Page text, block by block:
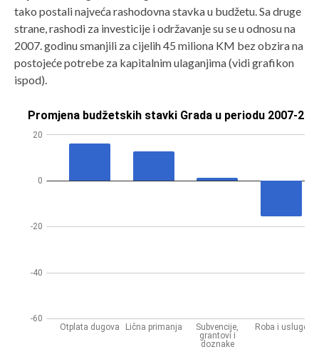
tako postali najveća rashodovna stavka u budžetu. Sa druge
strane, rashodi za investicije i održavanje su se u odnosu na
2007. godinu smanjili za cijelih 45 miliona KM bez obzira na
postojeće potrebe za kapitalnim ulaganjima (vidi grafikon
ispod).